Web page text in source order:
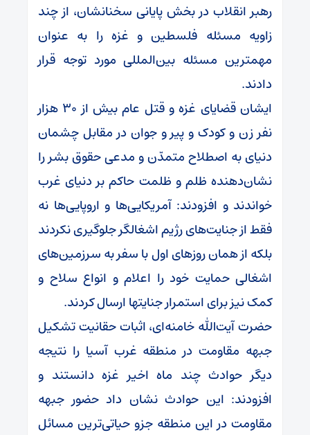
رهبر انقلاب در بخش پایانی سخنانشان، از چند
زاویه مسئله فلسطین و غزه را به عنوان
مهمترین مسئله بین‌المللی مورد توجه قرار
دادند.
ایشان قضایای غزه و قتل عام بیش از ۳۰ هزار
نفر زن و کودک و پیر و جوان در مقابل چشمان
دنیای به اصطلاح متمدّن و مدعی حقوق بشر را
نشان‌دهنده ظلم و ظلمت حاکم بر دنیای غرب
خواندند و افزودند: آمریکایی‌ها و اروپایی‌ها نه
فقط از جنایت‌های رژیم اشغالگر جلوگیری نکردند
بلکه از همان روزهای اول با سفر به سرزمین‌های
اشغالی حمایت خود را اعلام و انواع سلاح و
کمک نیز برای استمرار جنایتها ارسال کردند.
حضرت آیت‌الله خامنه‌ای، اثبات حقانیت تشکیل
جبهه مقاومت در منطقه غرب آسیا را نتیجه
دیگر حوادث چند ماه اخیر غزه دانستند و
افزودند: این حوادث نشان داد حضور جبهه
مقاومت در این منطقه جزو حیاتی‌ترین مسائل